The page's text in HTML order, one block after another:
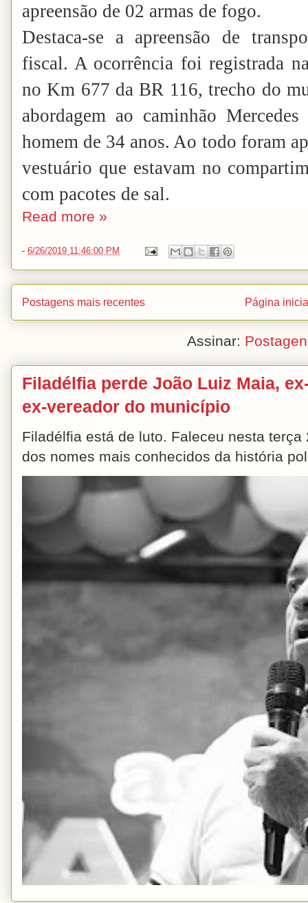
apreensão de 02 armas de fogo.
Destaca-se a apreensão de
fiscal. A ocorrência foi registrada
no Km 677 da BR 116, trecho do
abordagem ao caminhão
homem de 34 anos. Ao todo foram
vestuário que estavam no
com pacotes de sal.
Read more »
- 6/26/2019 11:46:00 PM
Postagens mais recentes Página
Assinar:
Filadélfia perde João Luiz Maia,
ex-vereador do município
Filadélfia está de luto. Faleceu nesta
dos nomes mais conhecidos da história